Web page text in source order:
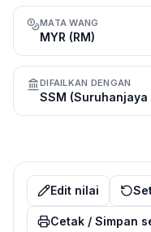
MATA WANG
MYR (RM)
DIFAILKAN DENGAN
SSM
Edit nilai
Cetak / Simpan